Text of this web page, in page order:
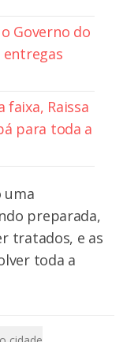
Governo do
entregas
faixa, Raissa
para toda a
uma
preparada,
tratados, e as
toda a